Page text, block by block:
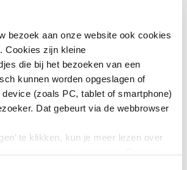
bezoek aan onze website ook cookies
Cookies zijn kleine
die bij het bezoeken van een
kunnen worden opgeslagen of
device (zoals PC, tablet of smartphone)
Dat gebeurt via de webbrowser
te klikken, kun je meer lezen over
initiatief opgeleverd?
Is het initiatief structureel
de organisatie?
Kan het initiatief andere
inspireren en door anderen
14 juni 2026 via het
. Dit jaar kunnen voor het eerst